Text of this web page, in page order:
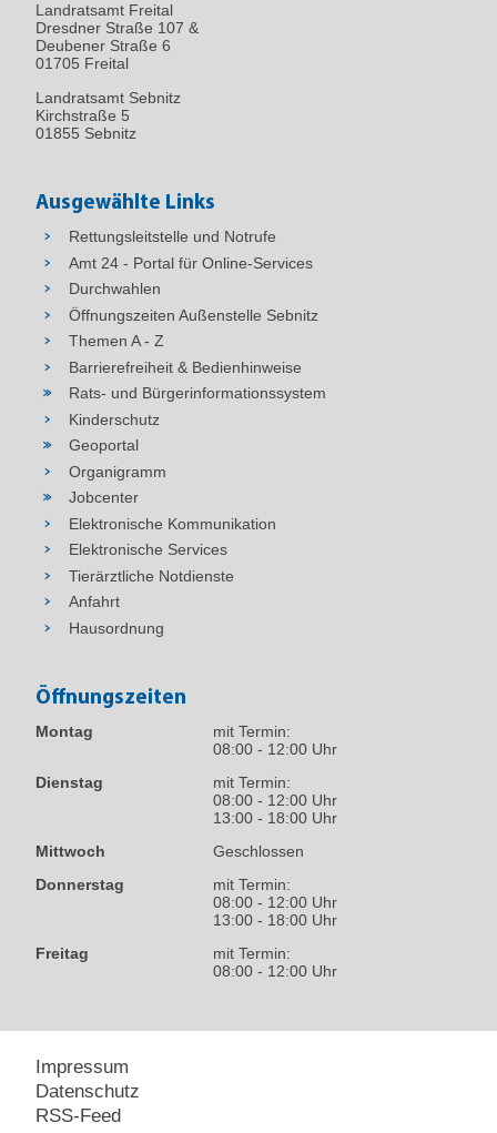
Landratsamt Freital
Dresdner Straße 107 &
Deubener Straße 6
01705 Freital
Landratsamt Sebnitz
Kirchstraße 5
01855 Sebnitz
Ausgewählte Links
Rettungsleitstelle und Notrufe
Amt 24 - Portal für Online-Services
Durchwahlen
Öffnungszeiten Außenstelle Sebnitz
Themen A - Z
Barrierefreiheit & Bedienhinweise
Rats- und Bürgerinformationssystem
Kinderschutz
Geoportal
Organigramm
Jobcenter
Elektronische Kommunikation
Elektronische Services
Tierärztliche Notdienste
Anfahrt
Hausordnung
Öffnungszeiten
Montag
mit Termin:
08:00 - 12:00 Uhr
Dienstag
mit Termin:
08:00 - 12:00 Uhr
13:00 - 18:00 Uhr
Mittwoch
Geschlossen
Donnerstag
mit Termin:
08:00 - 12:00 Uhr
13:00 - 18:00 Uhr
Freitag
mit Termin:
08:00 - 12:00 Uhr
Impressum
Datenschutz
RSS-Feed